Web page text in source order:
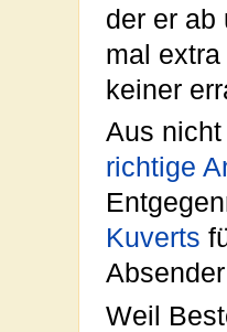
der er ab
mal
keiner
Aus
richtige
Kuverts
Weil